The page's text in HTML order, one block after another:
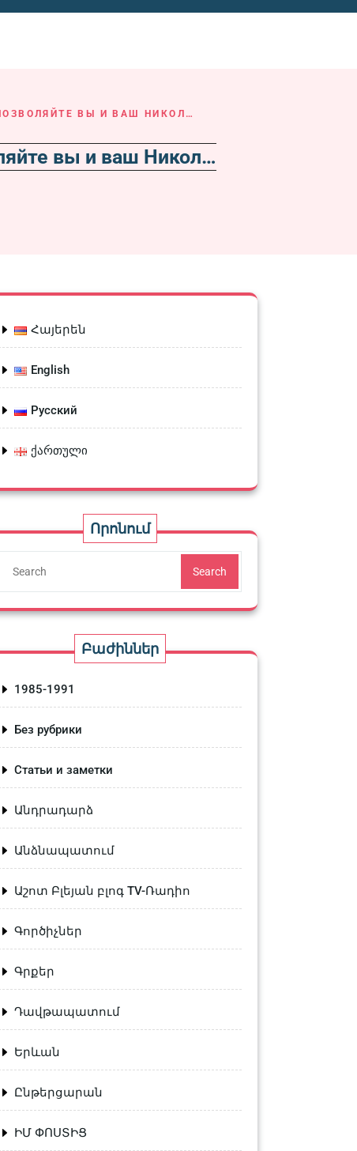
ВЫ И ВАШ НИКОЛ…
вы и ваш Никол…
Հայերեն
English
Русский
ქართული
Որոնում
Search
Բաժիններ
1985-1991
Без рубрики
Статьи и заметки
Անդրադարձ
Անձնապատում
Աշոտ Բլեյան բլոգ TV-Ռադիո
Գործիչներ
Գրքեր
Դավթապատում
Երևան
Ընթերցարան
ԻՄ ՓՈՍՏԻՑ